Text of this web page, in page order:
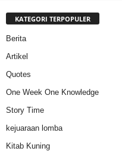
KATEGORI TERPOPULER
Berita
Artikel
Quotes
One Week One Knowledge
Story Time
kejuaraan lomba
Kitab Kuning